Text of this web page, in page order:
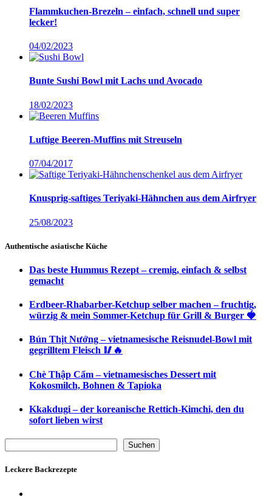
Flammkuchen-Brezeln – einfach, schnell und super
lecker!
04/02/2023
Bunte Sushi Bowl mit Lachs und Avocado
18/02/2023
Luftige Beeren-Muffins mit Streuseln
07/04/2017
Knusprig-saftiges Teriyaki-Hähnchen aus dem Airfryer
25/08/2023
Authentische asiatische Küche
Das beste Hummus Rezept – cremig, einfach & selbst
gemacht
Erdbeer-Rhabarber-Ketchup selber machen – fruchtig,
würzig & mein Sommer-Ketchup für Grill & Burger 🍓
Bún Thịt Nướng – vietnamesische Reisnudel-Bowl mit
gegrilltem Fleisch 🥢🔥
Chè Thập Cẩm – vietnamesisches Dessert mit
Kokosmilch, Bohnen & Tapioka
Kkakdugi – der koreanische Rettich-Kimchi, den du
sofort lieben wirst
Suchen
Leckere Backrezepte